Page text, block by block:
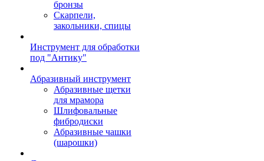
бронзы
Скарпели,
закольники, спицы
Инструмент для обработки
под "Антику"
Абразивный инструмент
Абразивные щетки
для мрамора
Шлифовальные
фибродиски
Абразивные чашки
(шарошки)